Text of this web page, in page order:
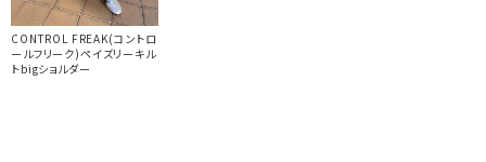
CONTROL FREAK(コントロ
ールフリーク)ペイズリーキル
トbigショルダー